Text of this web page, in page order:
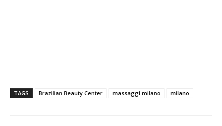
TAGS Brazilian Beauty Center massaggi milano milano